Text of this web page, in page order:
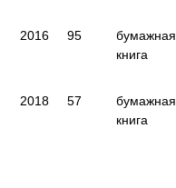
2016 95
бумажная
книга
2018 57
бумажная
книга